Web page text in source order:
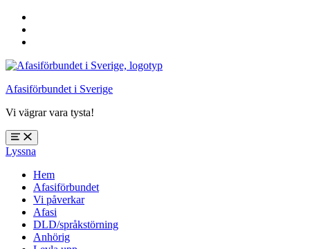
sidfoten
Afasiförbundet i Sverige
Vi vägrar vara tysta!
Öppna
meny:
%s
Lyssna
Hem
Afasiförbundet
Vi påverkar
Afasi
DLD/språkstörning
Anhörig